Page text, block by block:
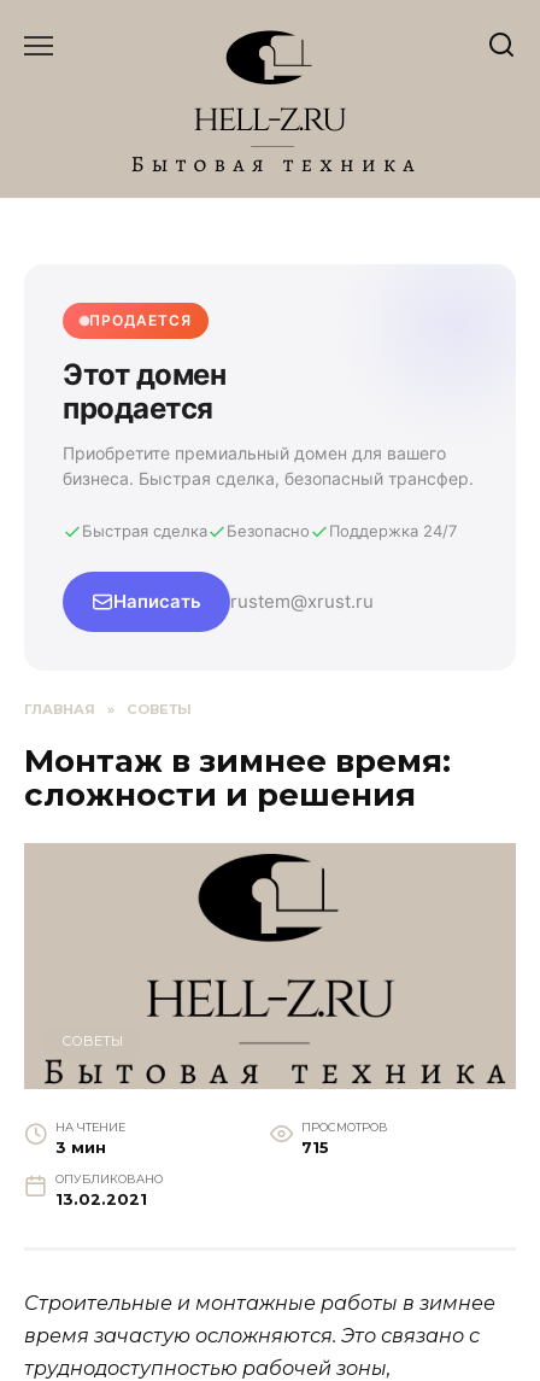
ПРОДАЕТСЯ
Этот домен
продается
Приобретите премиальный домен для вашего
бизнеса. Быстрая сделка, безопасный трансфер.
Быстрая сделка Безопасно Поддержка 24/7
Написать rustem@xrust.ru
ГЛАВНАЯ » СОВЕТЫ
Монтаж в зимнее время:
сложности и решения
СОВЕТЫ
НА ЧТЕНИЕ
3 мин
ПРОСМОТРОВ
715
ОПУБЛИКОВАНО
13.02.2021
Строительные и монтажные работы в зимнее
время зачастую осложняются. Это связано с
труднодоступностью рабочей зоны,